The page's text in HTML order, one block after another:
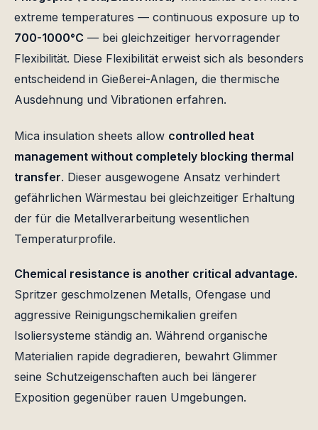
extreme temperatures — continuous exposure up to
700-1000°C — bei gleichzeitiger hervorragender
Flexibilität. Diese Flexibilität erweist sich als besonders
entscheidend in Gießerei-Anlagen, die thermische
Ausdehnung und Vibrationen erfahren.
Mica insulation sheets allow controlled heat
management without completely blocking thermal
transfer. Dieser ausgewogene Ansatz verhindert
gefährlichen Wärmestau bei gleichzeitiger Erhaltung
der für die Metallverarbeitung wesentlichen
Temperaturprofile.
Chemical resistance is another critical advantage.
Spritzer geschmolzenen Metalls, Ofengase und
aggressive Reinigungschemikalien greifen
Isoliersysteme ständig an. Während organische
Materialien rapide degradieren, bewahrt Glimmer
seine Schutzeigenschaften auch bei längerer
Exposition gegenüber rauen Umgebungen.